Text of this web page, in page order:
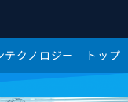
テクノロジー トップ